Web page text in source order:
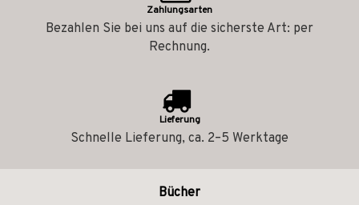
Zahlungsarten
Bezahlen Sie bei uns auf die sicherste Art: per
Rechnung.
Lieferung
Schnelle Lieferung, ca. 2–5 Werktage
Bücher